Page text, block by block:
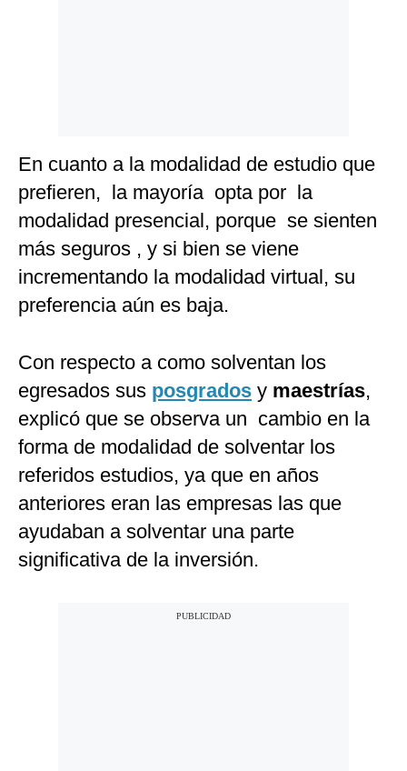
En cuanto a la modalidad de estudio que
prefieren, la mayoría opta por la
modalidad presencial, porque se sienten
más seguros , y si bien se viene
incrementando la modalidad virtual, su
preferencia aún es baja.
Con respecto a como solventan los
egresados sus posgrados y maestrías,
explicó que se observa un cambio en la
forma de modalidad de solventar los
referidos estudios, ya que en años
anteriores eran las empresas las que
ayudaban a solventar una parte
significativa de la inversión.